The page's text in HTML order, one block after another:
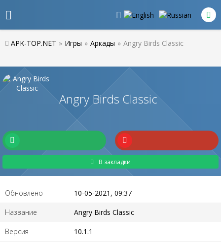
APK-TOP.NET » Игры » Аркады » Angry Birds Classic
Angry Birds Classic
В закладки
Обновлено 10-05-2021, 09:37
Название Angry Birds Classic
Версия 10.1.1